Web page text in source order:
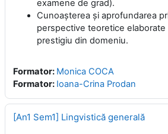
examene de grad).
Cunoaşterea și aprofundarea
perspective teoretice elaborate
prestigiu din domeniu.
Formator: Monica COCA
Formator: Ioana-Crina Prodan
[An1 Sem1] Lingvistică generală